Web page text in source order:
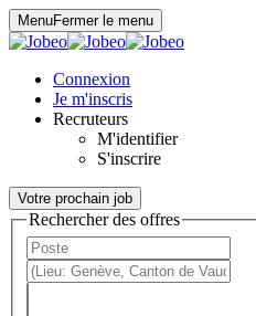
MenuFermer le menu
Connexion
Je m'inscris
Recruteurs
M'identifier
S'inscrire
Votre prochain job
Rechercher des offres
Panneau de gestion des cookies